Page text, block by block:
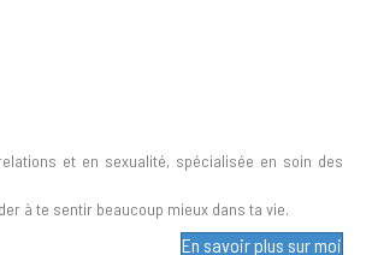
et en sexualité, spécialisée en soin des
à te sentir beaucoup mieux dans ta vie.
En savoir plus sur moi